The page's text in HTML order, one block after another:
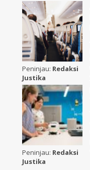
Peninjau: Redaksi
Justika
Peninjau: Redaksi
Justika